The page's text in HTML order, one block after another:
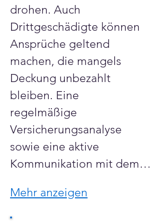
drohen. Auch
Drittgeschädigte können
Ansprüche geltend
machen, die mangels
Deckung unbezahlt
bleiben. Eine
regelmäßige
Versicherungsanalyse
sowie eine aktive
Kommunikation mit dem…
Mehr anzeigen